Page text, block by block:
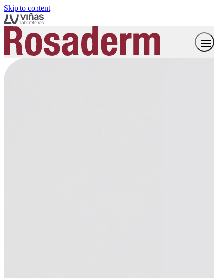
Skip to content